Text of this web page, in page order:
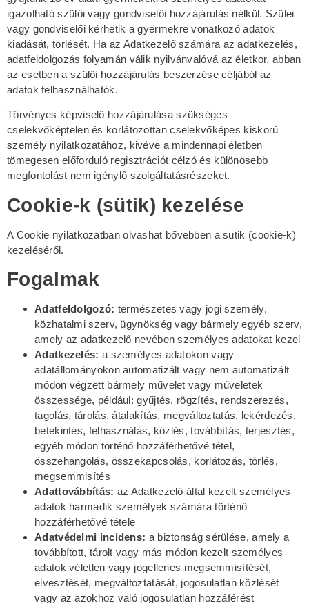
igazolható szülői vagy gondviselői hozzájárulás nélkül. Szülei
vagy gondviselői kérhetik a gyermekre vonatkozó adatok
kiadását, törlését. Ha az Adatkezelő számára az adatkezelés,
adatfeldolgozás folyamán válik nyilvánvalóvá az életkor, abban
az esetben a szülői hozzájárulás beszerzése céljából az
adatok felhasználhatók.
Törvényes képviselő hozzájárulása szükséges
cselekvőképtelen és korlátozottan cselekvőképes kiskorú
személy nyilatkozatához, kivéve a mindennapi életben
tömegesen előforduló regisztrációt célzó és különösebb
megfontolást nem igénylő szolgáltatásrészeket.
Cookie-k (sütik) kezelése
A Cookie nyilatkozatban olvashat bővebben a sütik (cookie-k)
kezeléséről.
Fogalmak
Adatfeldolgozó: természetes vagy jogi személy,
közhatalmi szerv, ügynökség vagy bármely egyéb szerv,
amely az adatkezelő nevében személyes adatokat kezel
Adatkezelés: a személyes adatokon vagy
adatállományokon automatizált vagy nem automatizált
módon végzett bármely művelet vagy műveletek
összessége, például: gyűjtés, rögzítés, rendszerezés,
tagolás, tárolás, átalakítás, megváltoztatás, lekérdezés,
betekintés, felhasználás, közlés, továbbítás, terjesztés,
egyéb módon történő hozzáférhetővé tétel,
összehangolás, összekapcsolás, korlátozás, törlés,
megsemmisítés
Adattovábbítás: az Adatkezelő által kezelt személyes
adatok harmadik személyek számára történő
hozzáférhetővé tétele
Adatvédelmi incidens: a biztonság sérülése, amely a
továbbított, tárolt vagy más módon kezelt személyes
adatok véletlen vagy jogellenes megsemmisítését,
elvesztését, megváltoztatását, jogosulatlan közlését
vagy az azokhoz való jogosulatlan hozzáférést